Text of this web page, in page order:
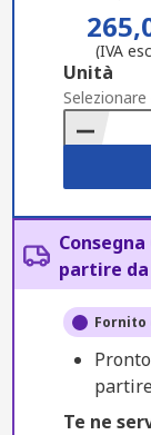
(IVA
Add
to
Basket
Unità
partire da
Te ne